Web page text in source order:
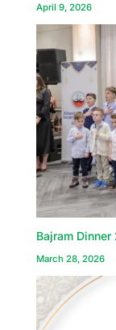
April 9, 2026
Bajram
March 28, 2026